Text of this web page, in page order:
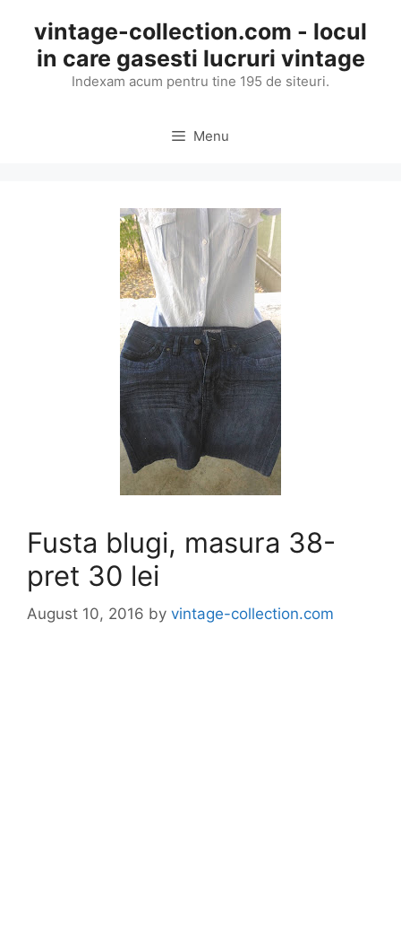
content
vintage-collection.com - locul
in care gasesti lucruri vintage
Indexam acum pentru tine 195 de siteuri.
Menu
Fusta blugi, masura 38-
pret 30 lei
August 10, 2016 by vintage-collection.com